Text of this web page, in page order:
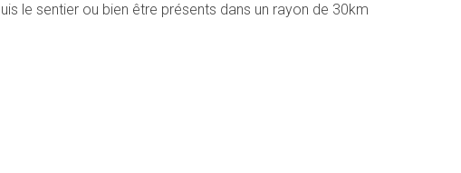
le sentier ou bien être présents dans un rayon de 30km